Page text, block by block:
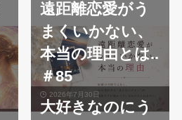
遠距離恋愛がう
まくいかない、
本当の理由とは..
＃85
2026年7月30日
大好きなのにう